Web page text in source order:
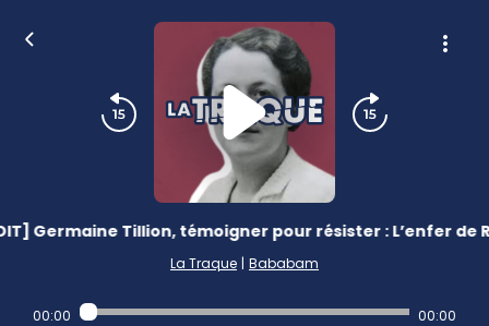
Germaine Tillion, témoigner pour résister : L’enfer de
La Traque | Bababam
00:00 00:00